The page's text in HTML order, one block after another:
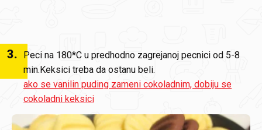
3.
Peci na 180*C u predhodno zagrejanoj pecnici od 5-8
min.Keksici treba da ostanu beli.
ako se vanilin puding zameni cokoladnim, dobiju se
cokoladni keksici